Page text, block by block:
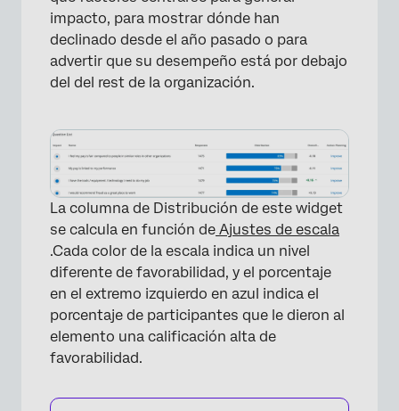
Visualizaciones
Preguntas frequentes
impacto, para mostrar dónde han
declinado desde el año pasado o para
advertir que su desempeño está por debajo
del del rest de la organización.
La columna de Distribución de este widget
se calcula en función de Ajustes de escala
.Cada color de la escala indica un nivel
diferente de favorabilidad, y el porcentaje
en el extremo izquierdo en azul indica el
porcentaje de participantes que le dieron al
elemento una calificación alta de
favorabilidad.